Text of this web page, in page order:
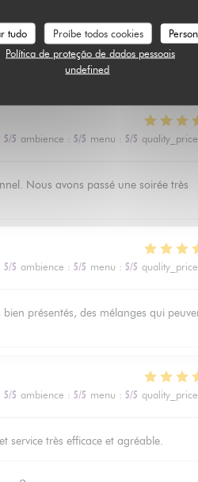
tudo Proíbe todos cookies
Política de proteção de dados pessoais
undefined
5/5 ambience: 4/5 menu: 5/5 quality_price
a michelin star
5/5 ambience : 5/5 menu : 5/5 quality_price
Nous avons passé une soirée très
5/5 ambience : 5/5 menu : 5/5 quality_price
présentés, des mélanges qui
5/5 ambience : 5/5 menu : 5/5 quality_price
service très efficace et agréable.